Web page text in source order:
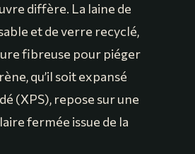
diffère. La laine de
et de verre recyclé,
fibreuse pour piéger
qu’il soit expansé
(XPS), repose sur une
fermée issue de la